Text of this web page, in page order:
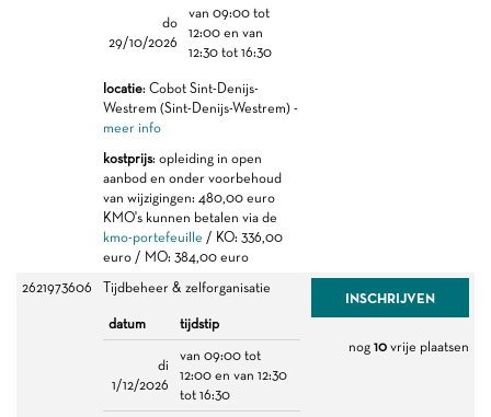
do
29/10/2026
van 09:00 tot
12:00 en van
12:30 tot 16:30
locatie: Cobot Sint-Denijs-
Westrem (Sint-Denijs-Westrem) -
meer info
kostprijs: opleiding in open
aanbod en onder voorbehoud
van wijzigingen: 480,00 euro
KMO's kunnen betalen via de
kmo-portefeuille / KO: 336,00
euro / MO: 384,00 euro
2621973606
Tijdbeheer & zelforganisatie
INSCHRIJVEN
nog 10 vrije plaatsen
datum tijdstip
di
1/12/2026
van 09:00 tot
12:00 en van 12:30
tot 16:30